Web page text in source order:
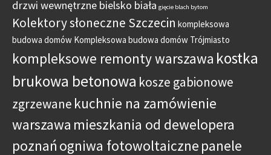
drzwi wewnętrzne bielsko biała gięcie blach bytom
Kolektory słoneczne Szczecin kompleksowa
budowa domów Kompleksowa budowa domów Trójmiasto
kompleksowe remonty warszawa kostka
brukowa betonowa kosze gabionowe
zgrzewane kuchnie na zamówienie
warszawa mieszkania od dewelopera
poznań ogniwa fotowoltaiczne panele